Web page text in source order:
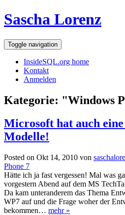
Sascha Lorenz
Toggle navigation
InsideSQL.org home
Kontakt
Anmelden
Kategorie: "Windows
Microsoft hat auch
Modelle!
Posted on Okt 14, 2010 von
Phone 7
Hätte ich ja fast vergessen! Mal was
vorgestern Abend auf dem MS
Da kam unteranderem das Thema
WP7 auf und die Frage woher der
bekommen… mehr »